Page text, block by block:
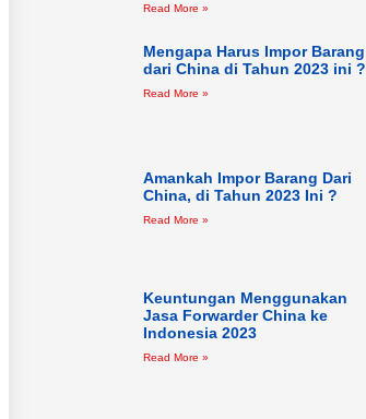
Read More »
Mengapa Harus Impor Barang
dari China di Tahun 2023 ini ?
Read More »
Amankah Impor Barang Dari
China, di Tahun 2023 Ini ?
Read More »
Keuntungan Menggunakan
Jasa Forwarder China ke
Indonesia 2023
Read More »